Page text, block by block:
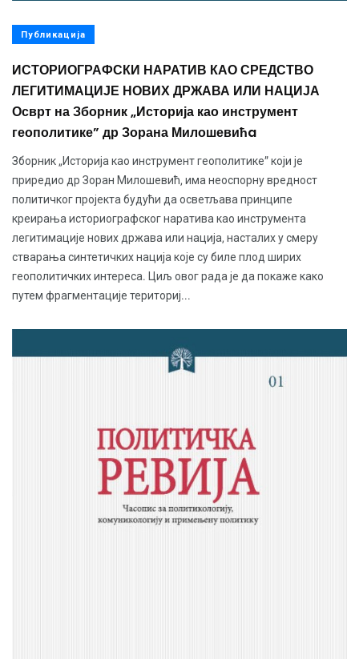
Публикација
ИСТОРИОГРАФСКИ НАРАТИВ КАО СРЕДСТВО
ЛЕГИТИМАЦИЈЕ НОВИХ ДРЖАВА ИЛИ НАЦИЈА
Осврт на Зборник „Историја као инструмент
геополитике” др Зорана Милошевићa
Зборник „Историја као инструмент геополитике” који је
приредио др Зоран Милошевић, има неоспорну вредност
политичког пројекта будући да осветљава принципе
креирања историографског наратива као инструмента
легитимације нових држава или нација, насталих у смеру
стварања синтетичких нација које су биле плод ширих
геополитичких интереса. Циљ овог рада је да покаже како
путем фрагментације териториј...